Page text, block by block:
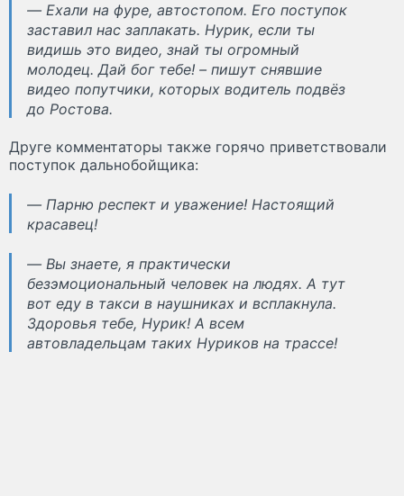
— Ехали на фуре, автостопом. Его поступок
заставил нас заплакать. Нурик, если ты
видишь это видео, знай ты огромный
молодец. Дай бог тебе! – пишут снявшие
видео попутчики, которых водитель подвёз
до Ростова.
Друге комментаторы также горячо приветствовали
поступок дальнобойщика:
— Парню респект и уважение! Настоящий
красавец!
— Вы знаете, я практически
безэмоциональный человек на людях. А тут
вот еду в такси в наушниках и всплакнула.
Здоровья тебе, Нурик! А всем
автовладельцам таких Нуриков на трассе!